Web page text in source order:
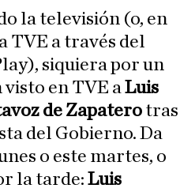
la televisión (o, en
TVE a través del
siquiera por un
en TVE aLuis
de Zapatero tras
del Gobierno. Da
o este martes, o
la tarde: Luis